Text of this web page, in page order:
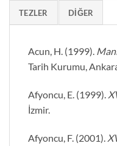
TEZLER DİĞER
Acun, H. (1999).
Tarih Kurumu,
Afyoncu, E. (1999).
İzmir.
Afyoncu, F. (2001).